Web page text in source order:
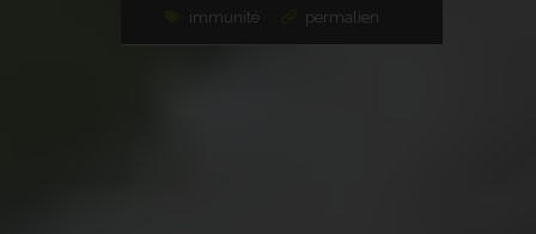
immunité
permalien